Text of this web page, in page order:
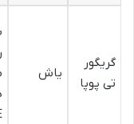
گریگور
تی پوپا
یاش